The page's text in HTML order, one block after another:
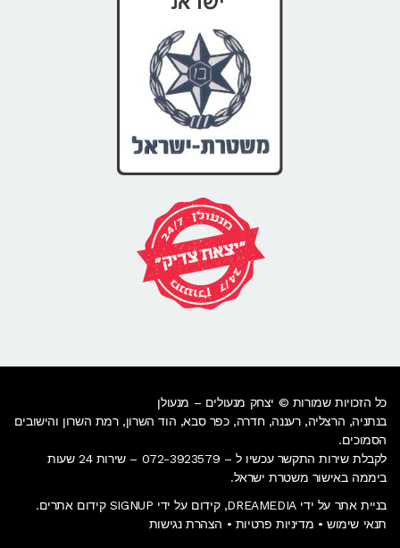
כל הזכויות שמורות © יצחק מנעולים – מנעולן
בנתניה, הרצליה,רעננה,חדרה,כפר סבא, הוד השרון,רמת השרון והישובים
הסמוכים.
לקבלת שירות התקשר עכשיו ל – 072-3923579 – שירות 24 שעות
ביממה באישור משטרת ישראל.
בניית אתר על ידי DREAMEDIA, קידום על ידי SIGNUP קידום אתרים.
תנאי שימוש • מדיניות פרטיות • הצהרת נגישות